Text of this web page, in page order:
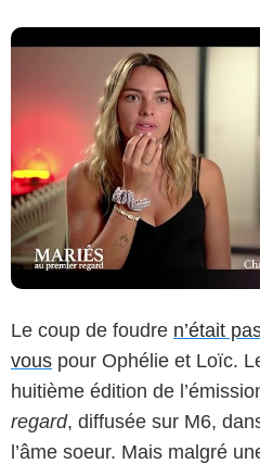
Le coup de foudre n’était
vous pour Ophélie et Loïc.
huitième édition de
regard, diffusée sur M6,
l’âme soeur. Mais malgré